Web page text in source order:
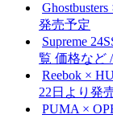
発売予定
Supreme
覧 価格など /
Reebok ×
22日より発
PUMA ×